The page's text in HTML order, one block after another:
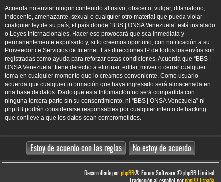
Acuerda no enviar ningun contenido abusivo, obsceno, vulgar, difamatorio,
indecente, amenazante, sexual o cualquier otro material que pueda violar
cualquier ley de su país, el país donde “BBS | ONSA Venezuela” está instalado
o Leyes Internacionales. Hacer eso provocará que sea inmediata y
permanentemente expulsado y, si lo creemos oportuno, con notificación a su
Proveedor de Servicios de Internet. Las direcciones IP de todos los envíos son
registradas como ayuda para reforzar estas condiciones. Acuerda que “BBS |
ONSA Venezuela” tiene derecho a eliminar, editar, mover o cerrar cualquier
tema en cualquier momento que lo creamos conveniente. Como usuario
acuerda que cualquier información que haya ingresado será almacenada en
una base de datos. Dado que esta información no será compartida con
ninguna tercera parte sin su consentimiento, ni “BBS | ONSA Venezuela” ni
phpBB podrán considerarse responsables por cualquier intento de hacking
que conlleve a que los datos sean comprometidos.
Desarrollado porphpBB® Forum Software © phpBB Limited
Traducción al español porphpBB España